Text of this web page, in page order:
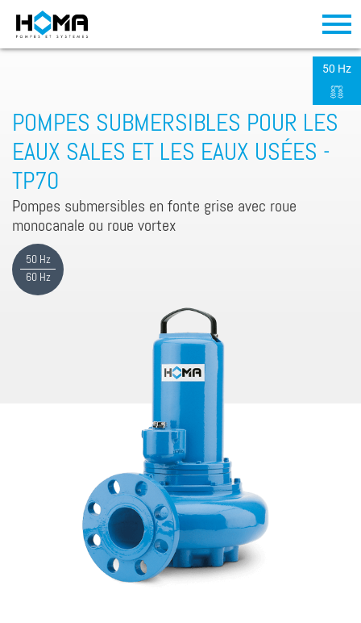
POMPES SUBMERSIBLES POUR LES
EAUX SALES ET LES EAUX USÉES -
TP70
Pompes submersibles en fonte grise avec roue
monocanale ou roue vortex
50 Hz
60 Hz
50 Hz